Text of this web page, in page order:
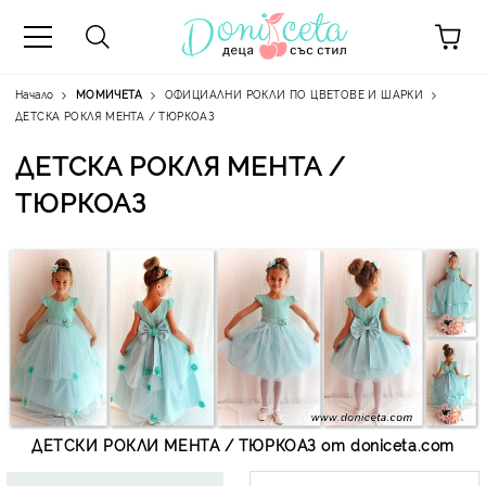
Начало МОМИЧЕТА
ОФИЦИАЛНИ РОКЛИ ПО ЦВЕТОВЕ И ШАРКИ
ДЕТСКА РОКЛЯ МЕНТА / ТЮРКОАЗ
ДЕТСКА РОКЛЯ МЕНТА /
ТЮРКОАЗ
ДЕТСКИ РОКЛИ МЕНТА / ТЮРКОАЗ от doniceta.com